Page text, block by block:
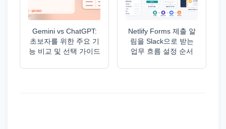
Gemini vs ChatGPT:
초보자를 위한 주요 기
능 비교 및 선택 가이드
Netlify Forms 제출 알
림을 Slack으로 받는
업무 흐름 설정 순서